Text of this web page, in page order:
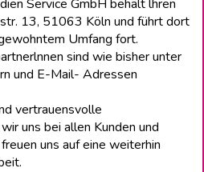
Service GmbH behält lhren
13, 51063 Köln und führt dort
Umfang fort.
sind wie bisher unter
und E-Mail- Adressen
vertrauensvolle
uns bei allen Kunden und
uns auf eine weiterhin